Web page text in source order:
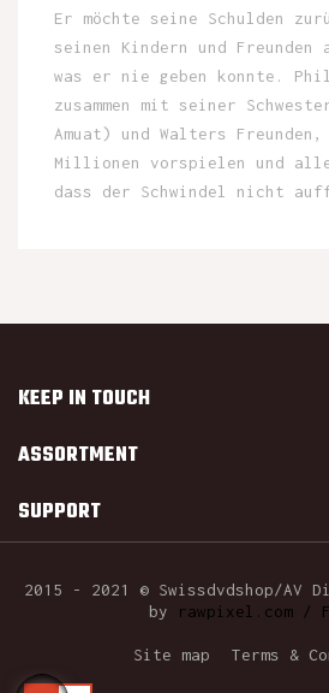
Er möchte seine Schulden
seinen Kindern und Freunden
was er nie geben konnte.
zusammen mit seiner
Amuat) und Walters
Millionen vorspielen und
dass der Schwindel nicht
KEEP IN TOUCH
ASSORTMENT
SUPPORT
2015 - 2021 © Swissdvdshop/
by
rawpixel.com /
Site map Terms &